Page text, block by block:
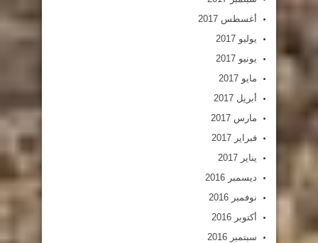
أغسطس 2017
يوليو 2017
يونيو 2017
مايو 2017
أبريل 2017
مارس 2017
فبراير 2017
يناير 2017
ديسمبر 2016
نوفمبر 2016
أكتوبر 2016
سبتمبر 2016